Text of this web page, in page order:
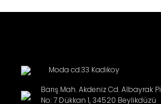
Moda cd.33 Kadikoy
Barış Mah. Akdeniz Cd. Albayrak
No: 7 Dükkan 1, 34520 Beylikdüzü